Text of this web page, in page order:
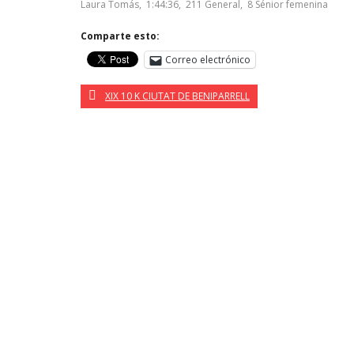
Laura Tomás, 1:44:36, 211 General, 8 Sénior femenina
Comparte esto:
Correo electrónico
XIX 10 K CIUTAT DE BENIPARRELL